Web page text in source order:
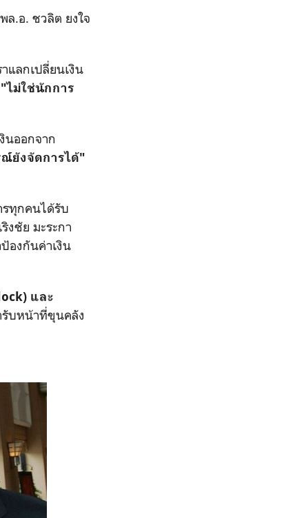
ล.อ. ชวลิต ยงใจ
แลกเปลี่ยนเงิน
"ไม่ใช่นักการ
นออกจาก
ยังจัดการได้"
รทุกคนได้รับ
งชัย มะระกา
องกันค่าเงิน
และ
รับหน้าที่ขุนคลัง